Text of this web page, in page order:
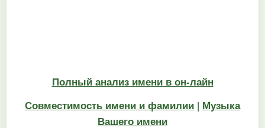
Полный анализ имени в он-лайн
Совместимость имени и фамилии | Музыка
Вашего имени